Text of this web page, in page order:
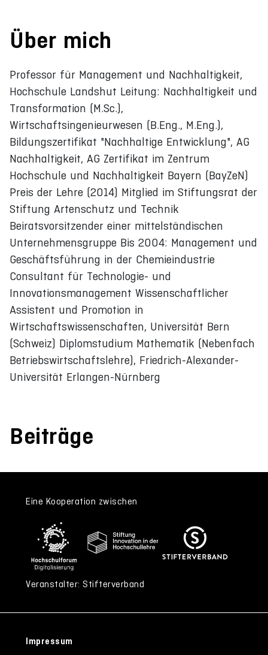
Über mich
Professor für Management und Nachhaltigkeit,
Hochschule Landshut Leitung: Nachhaltigkeit und
Transformation (M.Sc.),
Wirtschaftsingenieurwesen (B.Eng., M.Eng.),
Bildungszertifikat "Nachhaltige Entwicklung", AG
Nachhaltigkeit, AG Zertifikat im Zentrum
Hochschule und Nachhaltigkeit Bayern (BayZeN)
Preis der Lehre (2014) Mitglied im Stiftungsrat der
Stiftung Artenschutz und Technik
Beiratsvorsitzender einer mittelständischen
Unternehmensgruppe Bis 2004: Management und
Geschäftsführung in der Chemieindustrie
Consultant für Technologie- und
Innovationsmanagement Wissenschaftlicher
Assistent und Promotion in
Wirtschaftswissenschaften, Universität Bern
(Schweiz) Diplomstudium Mathematik (Nebenfach
Betriebswirtschaftslehre), Friedrich-Alexander-
Universität Erlangen-Nürnberg
Beiträge
Eine Kooperation zwischen
Veranstalter: Stifterverband
Impressum